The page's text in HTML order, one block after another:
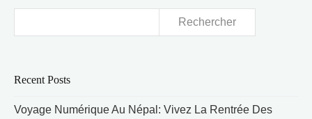
Recent Posts
Voyage Numérique Au Népal: Vivez La Rentrée Des